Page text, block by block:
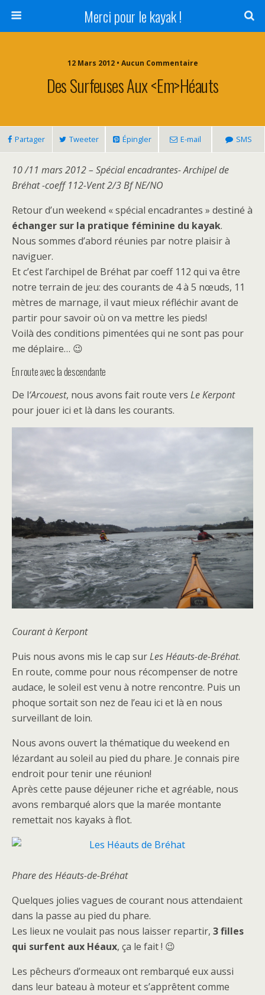
Merci pour le kayak !
12 Mars 2012 • Aucun Commentaire
Des Surfeuses Aux <em>Héauts
Partager Tweeter Épingler E-mail SMS
10 /11 mars 2012 – Spécial encadrantes- Archipel de
Bréhat -coeff 112-Vent 2/3 Bf NE/NO
Retour d’un weekend « spécial encadrantes » destiné à
échanger sur la pratique féminine du kayak.
Nous sommes d’abord réunies par notre plaisir à
naviguer.
Et c’est l’archipel de Bréhat par coeff 112 qui va être
notre terrain de jeu: des courants de 4 à 5 nœuds, 11
mètres de marnage, il vaut mieux réfléchir avant de
partir pour savoir où on va mettre les pieds!
Voilà des conditions pimentées qui ne sont pas pour
me déplaire… 😉
En route avec la descendante
De l‘Arcouest, nous avons fait route vers Le Kerpont
pour jouer ici et là dans les courants.
Courant à Kerpont
Puis nous avons mis le cap surLes Héauts-de-Bréhat.
En route, comme pour nous récompenser de notre
audace, le soleil est venu à notre rencontre. Puis un
phoque sortait son nez de l’eau ici et là en nous
surveillant de loin.
Nous avons ouvert la thématique du weekend en
lézardant au soleil au pied du phare. Je connais pire
endroit pour tenir une réunion!
Après cette pause déjeuner riche et agréable, nous
avons rembarqué alors que la marée montante
remettait nos kayaks à flot.
Phare des Héauts-de-Bréhat
Quelques jolies vagues de courant nous attendaient
dans la passe au pied du phare.
Les lieux ne voulait pas nous laisser repartir, 3 filles
qui surfent aux Héaux, ça le fait ! 😉
Les pêcheurs d’ormeaux ont rembarqué eux aussi
dans leur bateau à moteur et s’apprêtent comme